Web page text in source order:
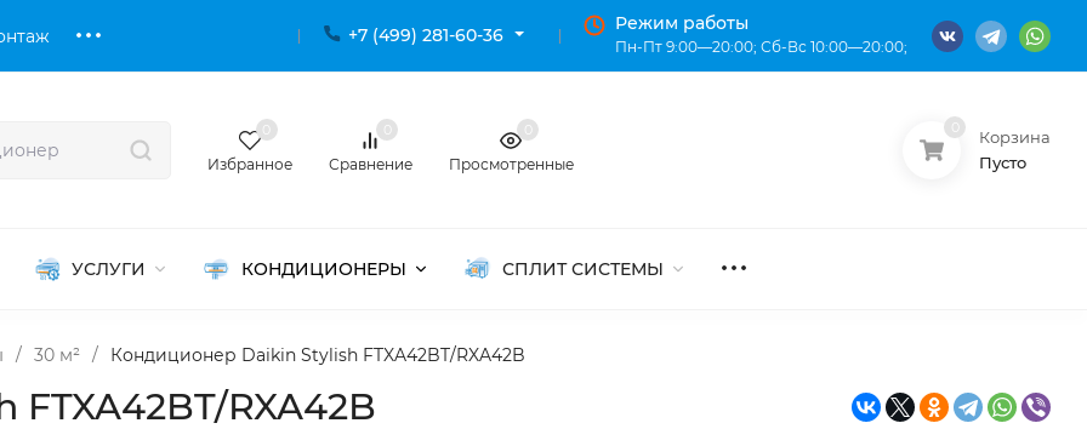
+7 (499) 281-60-36
Режим работы
Пн-Пт 9:00—20:00; Сб-Вс 10:00—20:00;
Избранное Сравнение Просмотренные
Корзина
Пусто
УСЛУГИ КОНДИЦИОНЕРЫ СПЛИТ СИСТЕМЫ
/ 30 м² / Кондиционер Daikin Stylish FTXA42BT/RXA42B
RXA42B